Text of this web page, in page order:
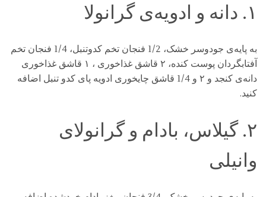
۱. دانه و ادویه‌ی گرانولا
به پایه‌ی جودوسر خشک، 1/2 فنجان تخم کدوتنبل، 1/4 فنجان تخم
آفتابگردان پوست کنده، ۲ قاشق غذاخوری ، ۱ قاشق غذاخوری
دانه‌ی کنجد و ۲ و 1/4 قاشق چایخوری ادویه پای کدو تنبل اضافه
کنید.
۲. گیلاس، بادام و گرانولای
وانیلی